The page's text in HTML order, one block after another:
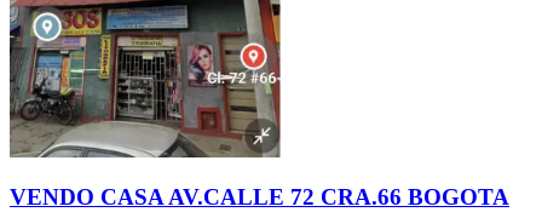
VENDO CASA AV.CALLE 72 CRA.66 BOGOTA